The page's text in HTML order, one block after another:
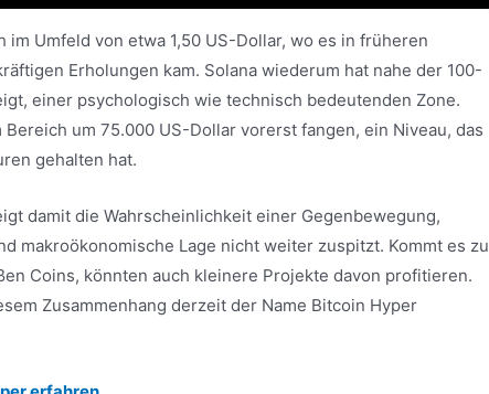
im Umfeld von etwa 1,50 US-Dollar, wo es in früheren
Erholungen kam. Solana wiederum hat nahe der 100-
einer psychologisch wie technisch bedeutenden Zone.
um 75.000 US-Dollar vorerst fangen, ein Niveau, das
gehalten hat.
damit die Wahrscheinlichkeit einer Gegenbewegung,
makroökonomische Lage nicht weiter zuspitzt. Kommt es zu
Coins, könnten auch kleinere Projekte davon profitieren.
Zusammenhang derzeit der Name Bitcoin Hyper